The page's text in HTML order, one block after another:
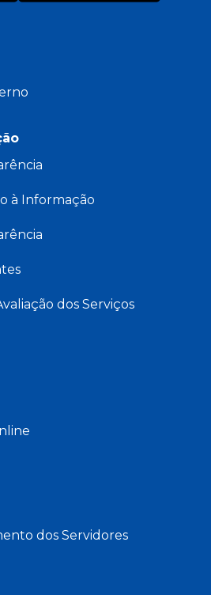
à Informação
dos Serviços
dos Servidores